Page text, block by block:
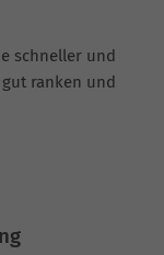
schneller und
gut ranken und